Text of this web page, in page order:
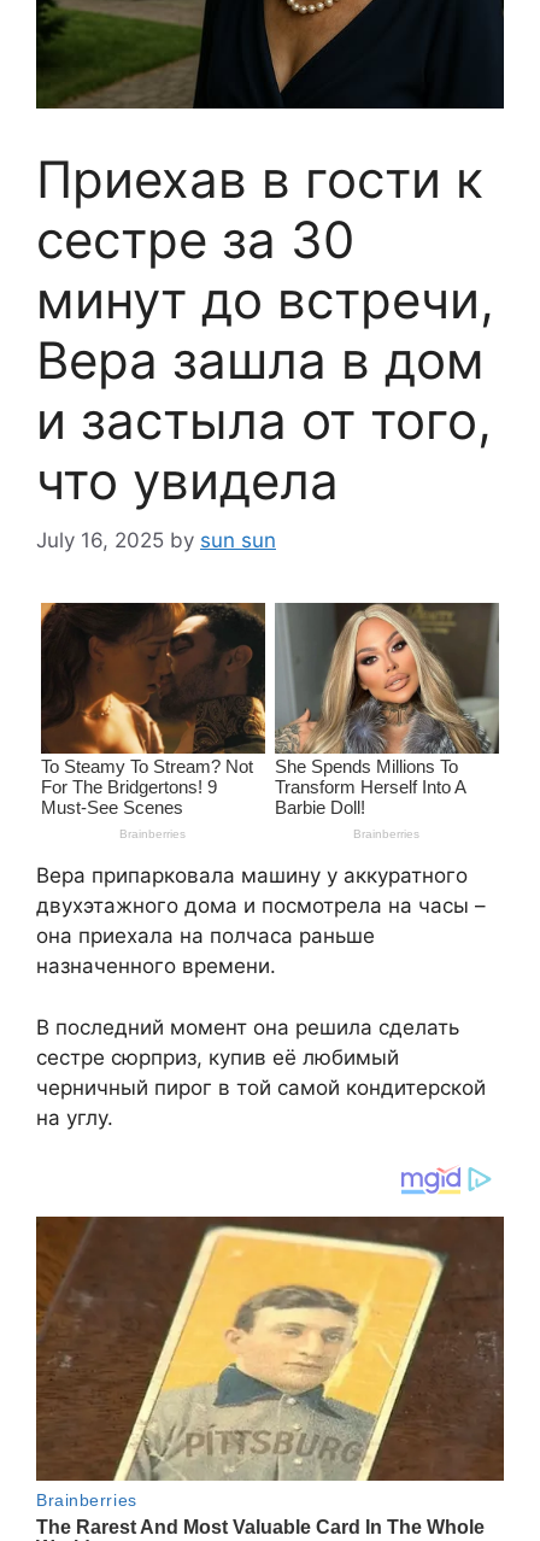
Приехав в гости к
сестре за 30
минут до встречи,
Вера зашла в дом
и застыла от того,
что увидела
July 16, 2025 by sun sun
Вера припарковала машину у аккуратного
двухэтажного дома и посмотрела на часы –
она приехала на полчаса раньше
назначенного времени.
В последний момент она решила сделать
сестре сюрприз, купив её любимый
черничный пирог в той самой кондитерской
на углу.